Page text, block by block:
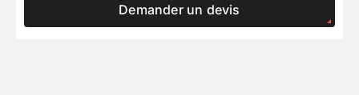
Demander un devis